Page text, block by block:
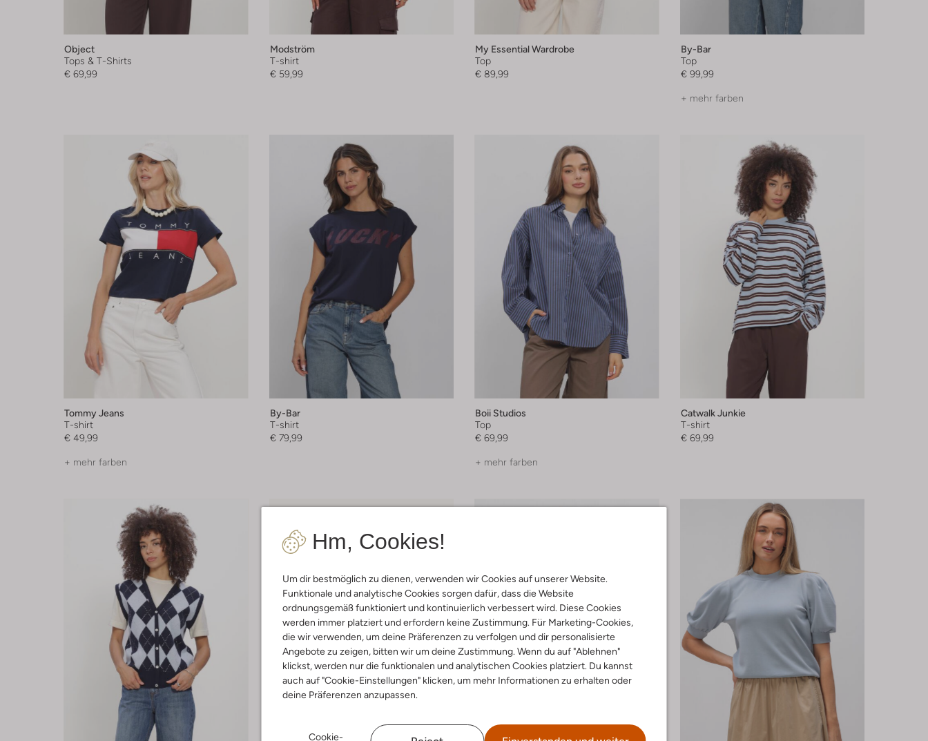
Hm, Cookies!
Um dir bestmöglich zu dienen, verwenden wir Cookies auf unserer Website.
Funktionale und analytische Cookies sorgen dafür, dass die Website
ordnungsgemäß funktioniert und kontinuierlich verbessert wird. Diese Cookies
werden immer platziert und erfordern keine Zustimmung. Für Marketing-Cookies,
die wir verwenden, um deine Präferenzen zu verfolgen und dir personalisierte
Angebote zu zeigen, bitten wir um deine Zustimmung. Wenn du auf "Ablehnen"
klickst, werden nur die funktionalen und analytischen Cookies platziert. Du kannst
auch auf "Cookie-Einstellungen" klicken, um mehr Informationen zu erhalten oder
deine Präferenzen anzupassen.
Cookie-
Object
Tops & T-Shirts
€ 69,99
Modström
T-shirt
€ 59,99
My Essential Wardrobe
Top
€ 89,99
By-Bar
Top
€ 99,99
+ mehr farben
Tommy Jeans
T-shirt
€ 49,99
+ mehr farben
By-Bar
T-shirt
€ 79,99
Boii Studios
Top
€ 69,99
+ mehr farben
Catwalk Junkie
T-shirt
€ 69,99